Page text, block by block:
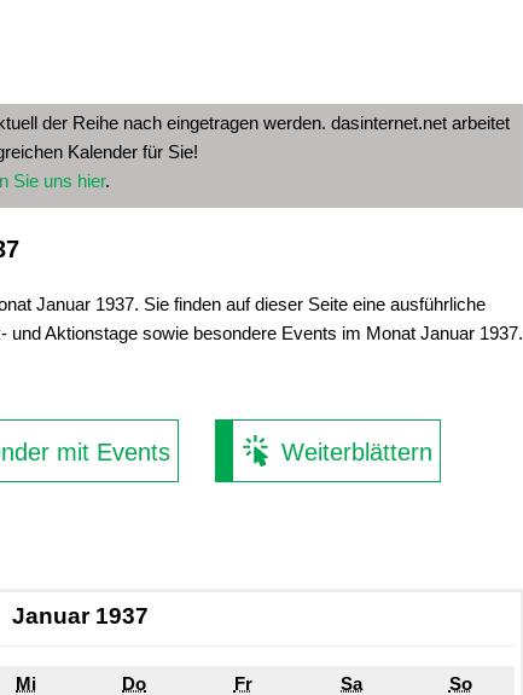
der Reihe nach eingetragen werden. dasinternet.net arbeitet
Kalender für Sie!
Sie uns hier.
Januar 1937. Sie finden auf dieser Seite eine ausführliche
Aktionstage sowie besondere Events im Monat Januar 1937.
mit Events Weiterblättern
Januar 1937
Mi Do Fr Sa
So